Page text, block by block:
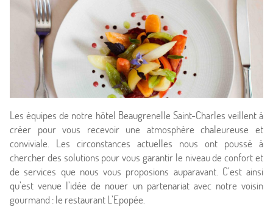
Accueil
Hôtel & Services
Les équipes de notre hôtel Beaugrenelle Saint-Charles veillent à
créer pour vous recevoir une atmosphère chaleureuse et
conviviale. Les circonstances actuelles nous ont poussé à
chercher des solutions pour vous garantir le niveau de confort et
de services que nous vous proposions auparavant. C’est ainsi
qu’est venue l’idée de nouer un partenariat avec notre voisin
gourmand : le restaurant L’Epopée.